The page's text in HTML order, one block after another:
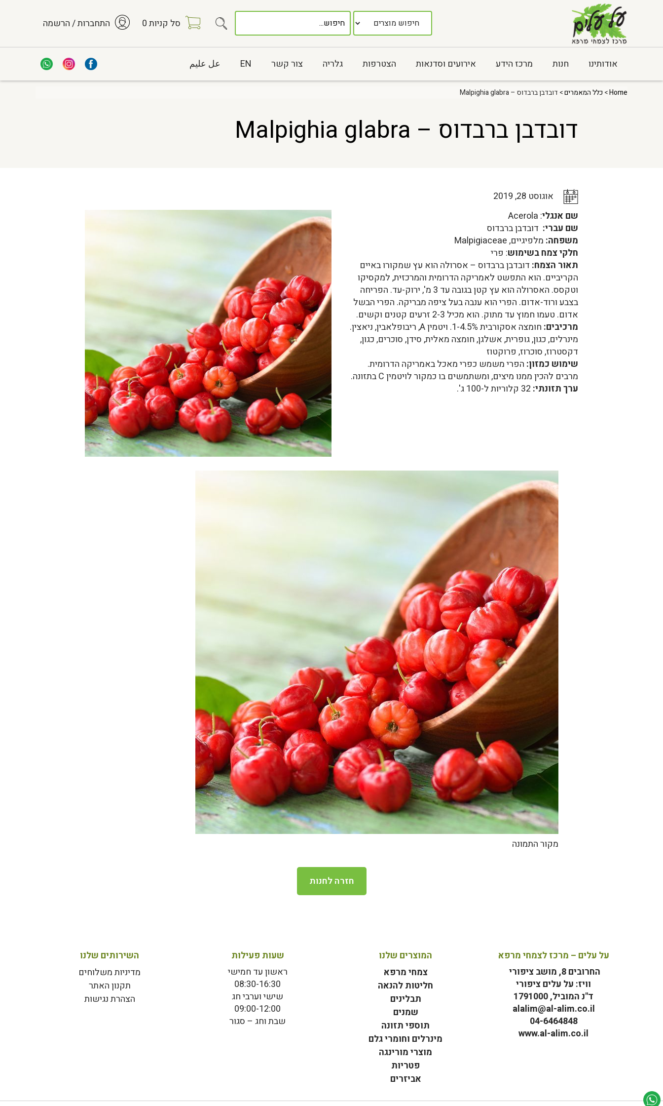
סל קניות0 התחברות / הרשמה
אודותינו חנות מרכז הידע אירועים וסדנאות הצטרפות גלריה צור קשר EN عل عليم
Home
> כלל המאמרים> דובדבן ברבדוס – Malpighia glabra
דובדבן ברבדוס – Malpighia glabra
אוגוסט 28, 2019
שם אנגלי: Acerola
שם עברי: דובדבן ברבדוס
משפחה: מלפיגיים, Malpigiaceae
חלקי צמח בשימוש: פרי
תאור הצמח: דובדבן ברבדוס – אסרולה הוא עץ שמקורו באיים
הקריביים. הוא התפשט לאמריקה הדרומית והמרכזית, למקסיקו
וטקסס. האסרולה הוא עץ קטן בגובה עד 3 מ', ירוק-עד. הפריחה
בצבע ורוד-אדום. הפרי הוא ענבה בעל ציפה מבריקה. הפרי הבשל
אדום. טעמו חמוץ עד מתוק. הוא מכיל 2-3 זרעים קטנים וקשים.
מרכיבים:
חומצה אסקורבית 1-4.5%. ויטמין A, ריבופלאבין, ניאצין.
מינרלים, כגון, גופרית, אשלגן, חומצה מאלית, סידן, סוכרים, כגון,
דקסטרוז, סוכרוז, פרוקטוז
שימוש כמזון: הפרי משמש כפרי מאכל באמריקה הדרומית.
מרבים להכין ממנו מיצים, ומשתמשים בו כמקור לויטמין C בתזונה.
ערך תזונתי:
מקור התמונה
חזרה לחנות
על עלים – מרכז לצמחי מרפא
החרובים 8, מושב ציפורי
וויז: על עלים ציפורי
ד"נ המוביל, 1791000
alalim@al-alim.co.il
04-6464848
www.al-alim.co.il
המוצרים שלנו
צמחי מרפא
חליטות להנאה
תבלינים
שמנים
תוספי תזונה
מינרלים וחומרי גלם
מוצרי מורינגה
פטריות
אביזרים
שעות פעילות
ראשון עד חמישי
08:30-16:30
שישי וערבי חג
09:00-12:00
שבת וחג – סגור
השירותים שלנו
מדיניות משלוחים
תקנון האתר
הצהרת נגישות